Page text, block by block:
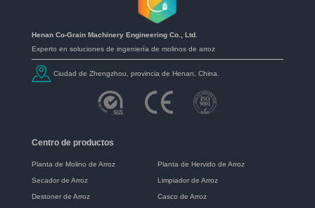
Henan Co-Grain Machinery Engineering Co., Ltd.
Experto en soluciones de ingeniería de molinos de arroz
Ciudad de Zhengzhou, provincia de Henan, China.
Centro de productos
Planta de Molino de Arroz Planta de Hervido de Arroz
Secador de Arroz Limpiador de Arroz
Destoner de Arroz Casco de Arroz